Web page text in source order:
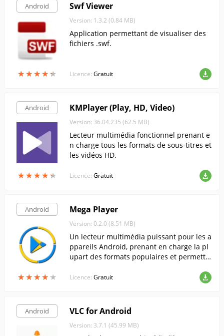
Android
★★★★★
★★★★★
Swf Viewer
Version: 1.3.2 (0.84 MB)
Application permettant de visualiser des
fichiers .swf.
Licence: Gratuit
Android
★★★★★
★★★★★
KMPlayer (Play, HD, Video)
Version: 36.04.235 (62.5 MB)
Lecteur multimédia fonctionnel prenant e
n charge tous les formats de sous-titres et
les vidéos HD.
Licence: Gratuit
Android
★★★★★
★★★★★
Mega Player
Version: 0.2.0 (8.51 MB)
Un lecteur multimédia puissant pour les a
ppareils Android, prenant en charge la pl
upart des formats populaires et permetta
Licence: Gratuit
Android VLC for Android
Version: 3.7.1 (45.99 MB)